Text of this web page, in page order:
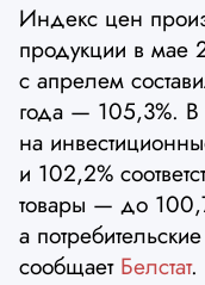
Индекс цен
продукции в мае
с апрелем
года — 105,3%. В
на
и 102,2%
товары — до
а
сообщает Белстат.